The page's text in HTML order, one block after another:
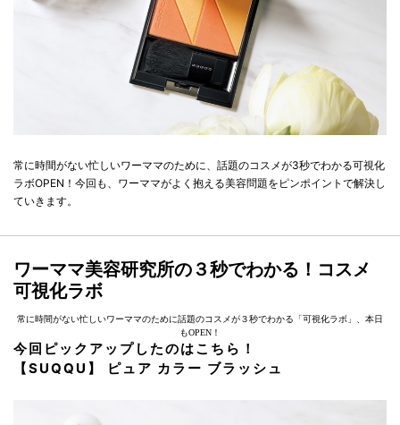
常に時間がない忙しいワーママのために、話題のコスメが3秒でわかる可視化
ラボOPEN！今回も、ワーママがよく抱える美容問題をピンポイントで解決し
ていきます。
ワーママ美容研究所の３秒でわかる！コスメ
可視化ラボ
常に時間がない忙しいワーママのために話題のコスメが３秒でわかる「可視化ラボ」、本日
もOPEN！
今回ピックアップしたのはこちら！
【SUQQU】 ピュア カラー ブラッシュ